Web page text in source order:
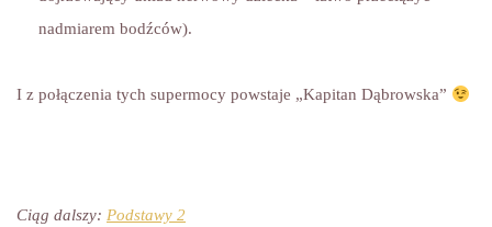
nadmiarem bodźców).
I z połączenia tych supermocy powstaje „Kapitan Dąbrowska”
Ciąg dalszy: Podstawy 2